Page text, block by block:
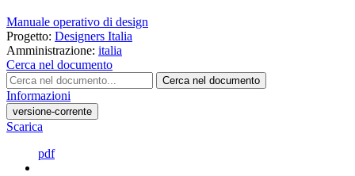
Manuale operativo di design
Progetto: Designers Italia
Amministrazione: italia
Cerca nel documento
Cerca nel documento
Informazioni
versione-corrente
Scarica
pdf